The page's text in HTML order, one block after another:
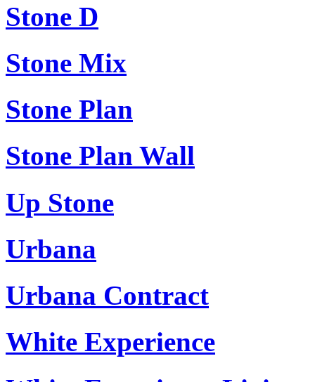
Stone D
Stone Mix
Stone Plan
Stone Plan Wall
Up Stone
Urbana
Urbana Contract
White Experience